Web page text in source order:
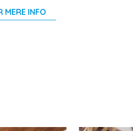
MERE INFO